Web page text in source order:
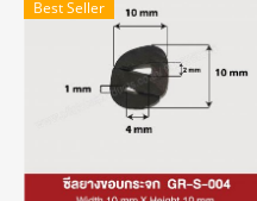
Best Seller